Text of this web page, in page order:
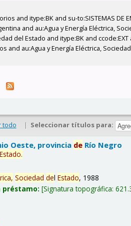
and itype:BK and su-to:SISTEMAS DE
and au:Agua y Energía Eléctrica,
del Estado and itype:BK and
au:Agua y Energía Eléctrica,
todo | Seleccionar títulos para:
Oeste, provincia de Río Negro
Estado.
Sociedad delEstado, 1988
préstamo: Signatura topográfica: